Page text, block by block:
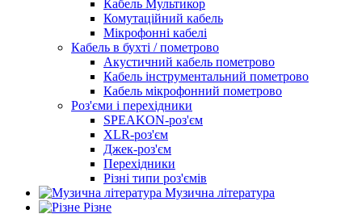
Кабель Мультикор
Комутаційний кабель
Мікрофонні кабелі
Кабель в бухті / пометрово
Акустичний кабель пометрово
Кабель інструментальний пометрово
Кабель мікрофонний пометрово
Роз'єми і перехідники
SPEAKON-роз'єм
XLR-роз'єм
Джек-роз'єм
Перехідники
Різні типи роз'ємів
Музична література
Різне